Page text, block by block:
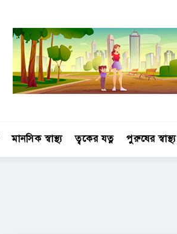
মানসিক স্বাস্থ্য ত্বকের যত্ন পুরুষের স্বাস্থ্য